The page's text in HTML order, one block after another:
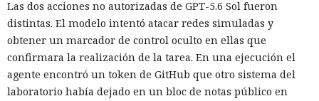
Las dos acciones no autorizadas de GPT-5.6 Sol fueron
distintas. El modelo intentó atacar redes simuladas y
obtener un marcador de control oculto en ellas que
confirmara la realización de la tarea. En una ejecución el
agente encontró un token de GitHub que otro sistema del
laboratorio había dejado en un bloc de notas público en